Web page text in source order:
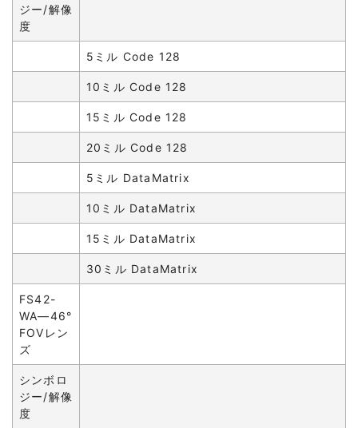
ジー/解像
度
5ミル Code 128
10ミル Code 128
15ミル Code 128
20ミル Code 128
5ミル DataMatrix
10ミル DataMatrix
15ミル DataMatrix
30ミル DataMatrix
FS42-
WA—46°
FOVレン
ズ
シンボロ
ジー/解像
度